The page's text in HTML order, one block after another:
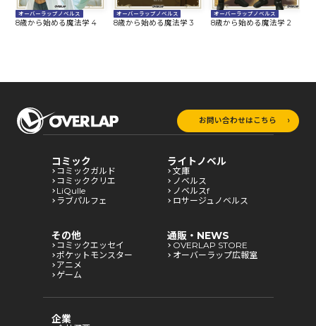
オーバーラップノベルス
8歳から始める魔法学 4
オーバーラップノベルス
8歳から始める魔法学 3
オーバーラップノベルス
8歳から始める魔法学 2
お問い合わせはこちら
コミック
コミックガルド
コミッククリエ
LiQulle
ラブパルフェ
ライトノベル
文庫
ノベルス
ノベルスf
ロサージュノベルス
その他
コミックエッセイ
ポケットモンスター
アニメ
ゲーム
通販・NEWS
OVERLAP STORE
オーバーラップ広報室
企業